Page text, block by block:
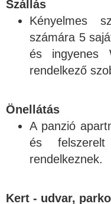
Szállás
Kényelmes
számára 5
és ingyenes
rendelkező
Önellátás
A panzió
és
rendelkeznek.
Kert - udvar,